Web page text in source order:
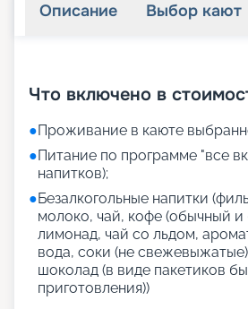
Описание Выбор кают
Что включено в
●Проживание в каюте
●Питание по программе "все
напитков);
●Безалкогольные напитки
молоко, чай, кофе (обычный и
лимонад, чай со льдом,
вода, соки (не
шоколад (в виде пакетиков
приготовления))